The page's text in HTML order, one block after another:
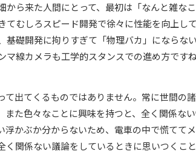
から来た人間にとって、最初は「なんと雑な
てむしろスピード開発で徐々に性能を向上し
基礎開発に拘りすぎて「物理バカ」にならな
マ線カメラも工学的スタンスでの進め方ですね
て出てくるものではありません。常に世間の
また色々なことに興味を持つと、全く関係な
浮かぶか分からないため、電車の中で慌てて
く関係ない議論をしているときに思いつくこ